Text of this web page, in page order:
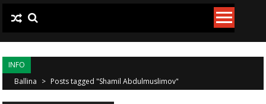
INFO
Ballina > Posts tagged "Shamil Abdulmuslimov"